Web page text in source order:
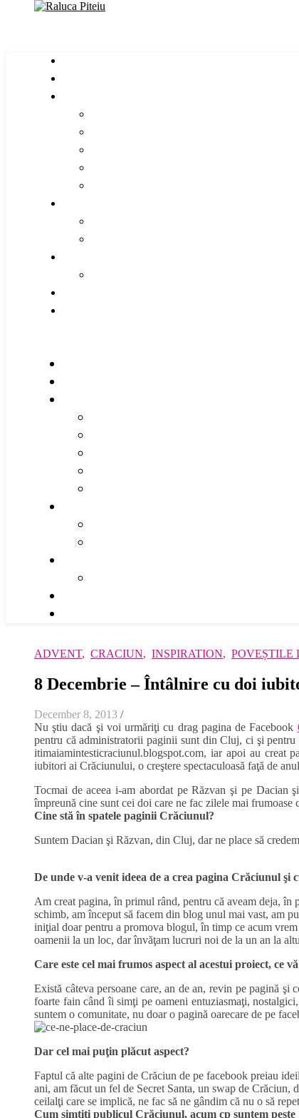
ADVENT, CRACIUN, INSPIRATION, POVEȘTILE
8 Decembrie – Întâlnire cu doi
December 8, 2013 /
Nu ştiu dacă şi voi urmăriţi cu drag pagina de Facebook
pentru că administratorii paginii sunt din Cluj, ci şi
itimaiamintesticraciunul.blogspot.com, iar apoi au creat
iubitori ai Crăciunului, o creştere spectaculoasă faţă de
Tocmai de aceea i-am abordat pe Răzvan şi pe Dacian
împreună cine sunt cei doi care ne fac zilele mai frumoase
Cine stă în spatele paginii Crăciunul?
Suntem Dacian şi Răzvan, din Cluj, dar ne place să
De unde v-a venit ideea de a crea pagina Crăciunul şi
Am creat pagina, în primul rând, pentru că aveam deja,
schimb, am început să facem din blog unul mai vast, am
iniţial doar pentru a promova blogul, în timp ce acum
oamenii la un loc, dar învăţam lucruri noi de la un an la
Care este cel mai frumos aspect al acestui proiect, ce
Există câteva persoane care, an de an, revin pe pagină
foarte fain când îi simţi pe oameni entuziasmaţi,
suntem o comunitate, nu doar o pagină oarecare de pe
Dar cel mai puţin plăcut aspect?
Faptul că alte pagini de Crăciun de pe facebook preiau
ani, am făcut un fel de Secret Santa, un swap de Crăciun,
ceilalţi care se implică, ne fac să ne gândim că nu o să
Cum simţiţi publicul Crăciunul, acum cp suntem